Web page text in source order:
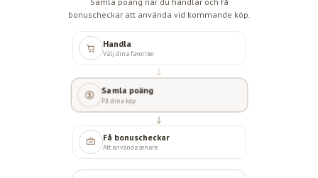
bonuscheckar att använda vid kommande köp.
Handla
Välj dina favoriter
Samla poäng
På dina köp
Få bonuscheckar
Att använda senare